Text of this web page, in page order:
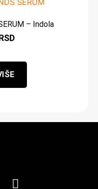
– Indola